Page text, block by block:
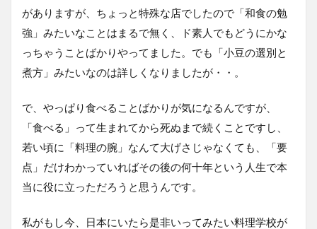
がありますが、ちょっと特殊な店でしたので「和食の勉
強」みたいなことはまるで無く、ド素人でもどうにかな
っちゃうことばかりやってました。でも「小豆の選別と
煮方」みたいなのは詳しくなりましたが・・。
で、やっぱり食べることばかりが気になるんですが、
「食べる」って生まれてから死ぬまで続くことですし、
若い頃に「料理の腕」なんて大げさじゃなくても、「要
点」だけわかっていればその後の何十年という人生で本
当に役に立っただろうと思うんです。
私がもし今、日本にいたら是非いってみたい料理学校が